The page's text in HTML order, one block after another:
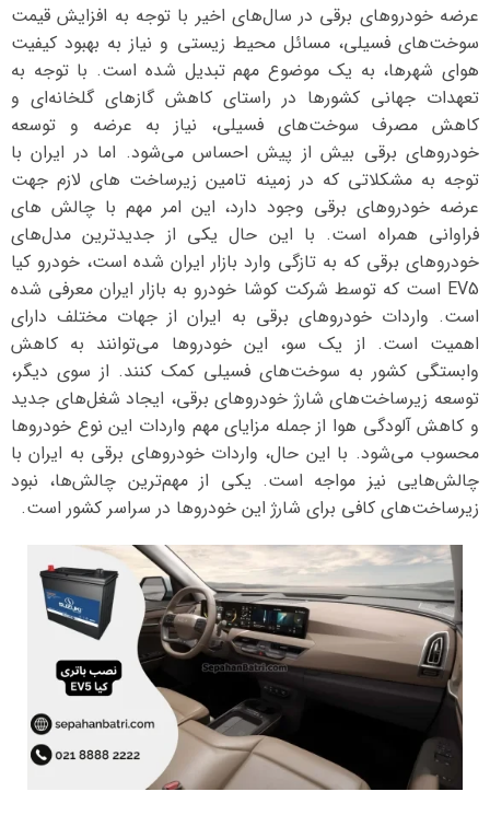
عرضه خودروهای برقی در سال‌های اخیر با توجه به افزایش قیمت
سوخت‌های فسیلی، مسائل محیط زیستی و نیاز به بهبود کیفیت
هوای شهرها، به یک موضوع مهم تبدیل شده است. با توجه به
تعهدات جهانی کشورها در راستای کاهش گازهای گلخانه‌ای و
کاهش مصرف سوخت‌های فسیلی، نیاز به عرضه و توسعه
خودروهای برقی بیش از پیش احساس می‌شود. اما در ایران با
توجه به مشکلاتی که در زمینه تامین زیرساخت های لازم جهت
عرضه خودروهای برقی وجود دارد، این امر مهم با چالش های
فراوانی همراه است. با این حال یکی از جدیدترین مدل‌های
خودروهای برقی که به تازگی وارد بازار ایران شده است، خودرو کیا
EV5 است که توسط شرکت کوشا خودرو به بازار ایران معرفی شده
است. واردات خودروهای برقی به ایران از جهات مختلف دارای
اهمیت است. از یک سو، این خودروها می‌توانند به کاهش
وابستگی کشور به سوخت‌های فسیلی کمک کنند. از سوی دیگر،
توسعه زیرساخت‌های شارژ خودروهای برقی، ایجاد شغل‌های جدید
و کاهش آلودگی هوا از جمله مزایای مهم واردات این نوع خودروها
محسوب می‌شود. با این حال، واردات خودروهای برقی به ایران با
چالش‌هایی نیز مواجه است. یکی از مهم‌ترین چالش‌ها، نبود
زیرساخت‌های کافی برای شارژ این خودروها در سراسر کشور است.